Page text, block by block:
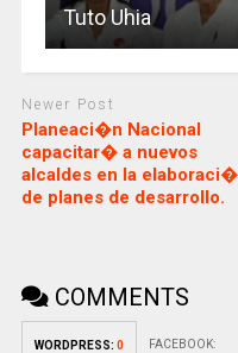
Tuto Uhia
Newer Post
Planeaci�n Nacional
capacitar� a nuevos
alcaldes en la
de planes de desarrollo.
COMMENTS
WORDPRESS: 0 FACEBOOK: